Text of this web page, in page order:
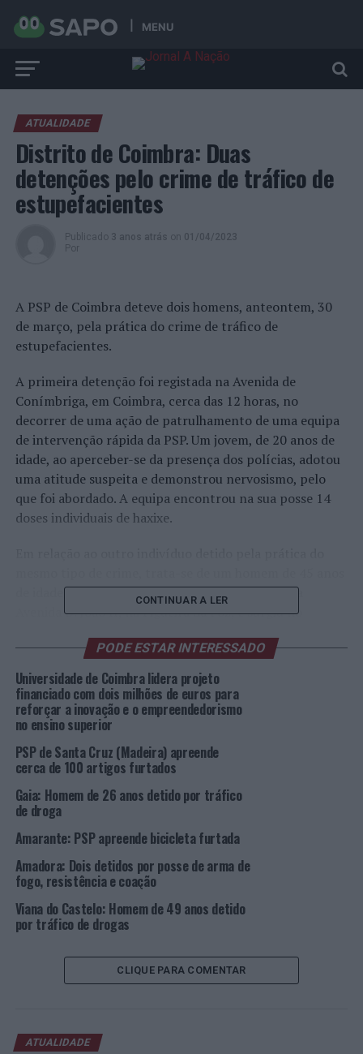
MENU
ATUALIDADE
Distrito de Coimbra: Duas
detenções pelo crime de tráfico de
estupefacientes
Publicado 3 anos atrás on 01/04/2023
Por
A PSP de Coimbra deteve dois homens, anteontem, 30
de março, pela prática do crime de tráfico de
estupefacientes.
A primeira detenção foi registada na Avenida de
Conímbriga, em Coimbra, cerca das 12 horas, no
decorrer de uma ação de patrulhamento de uma equipa
de intervenção rápida da PSP. Um jovem, de 20 anos de
idade, ao aperceber-se da presença dos polícias, adotou
uma atitude suspeita e demonstrou nervosismo, pelo
que foi abordado. A equipa encontrou na sua posse 14
doses individuais de haxixe.
de idade. A detenção foi efetuada pelas 16h55, na
Avenida D. João II, na Figueira da Foz, e surgiu no
tráfico e consumo de estupefacientes.
Perante a abordagem policial, o homem assumiu estar
na posse de duas embalagens, do tipo bolotas, com um
produto suspeito de ser estupefaciente. O teste rápido
de despistagem confirmou tratar-se de Haxixe, em
quantidade correspondente a 50 doses individuais [ndr:
Foto: PSP.
TÓPICOS RELACIONADOS: COIMBRA
CRIMINALIDADE
DESTAQUE
FIGUEIRA DA FOZ
PRÓXIMO
Câmara de Lobos: Mulher detida por tráfico de droga
APCOR E ViniPortugal unem-se na promoção da
sustentabilidade e recolhem 7 mil rolhas de cortiça
CONTINUAR A LER
PODE ESTAR INTERESSADO
Universidade de Coimbra lidera projeto
financiado com dois milhões de euros para
reforçar a inovação e o empreendedorismo
no ensino superior
PSP de Santa Cruz (Madeira) apreende
cerca de 100 artigos furtados
Gaia: Homem de 26 anos detido por tráfico
de droga
Amarante: PSP apreende bicicleta furtada
Amadora: Dois detidos por posse de arma de
fogo, resistência e coação
Viana do Castelo: Homem de 49 anos detido
por tráfico de drogas
CLIQUE PARA COMENTAR
ATUALIDADE